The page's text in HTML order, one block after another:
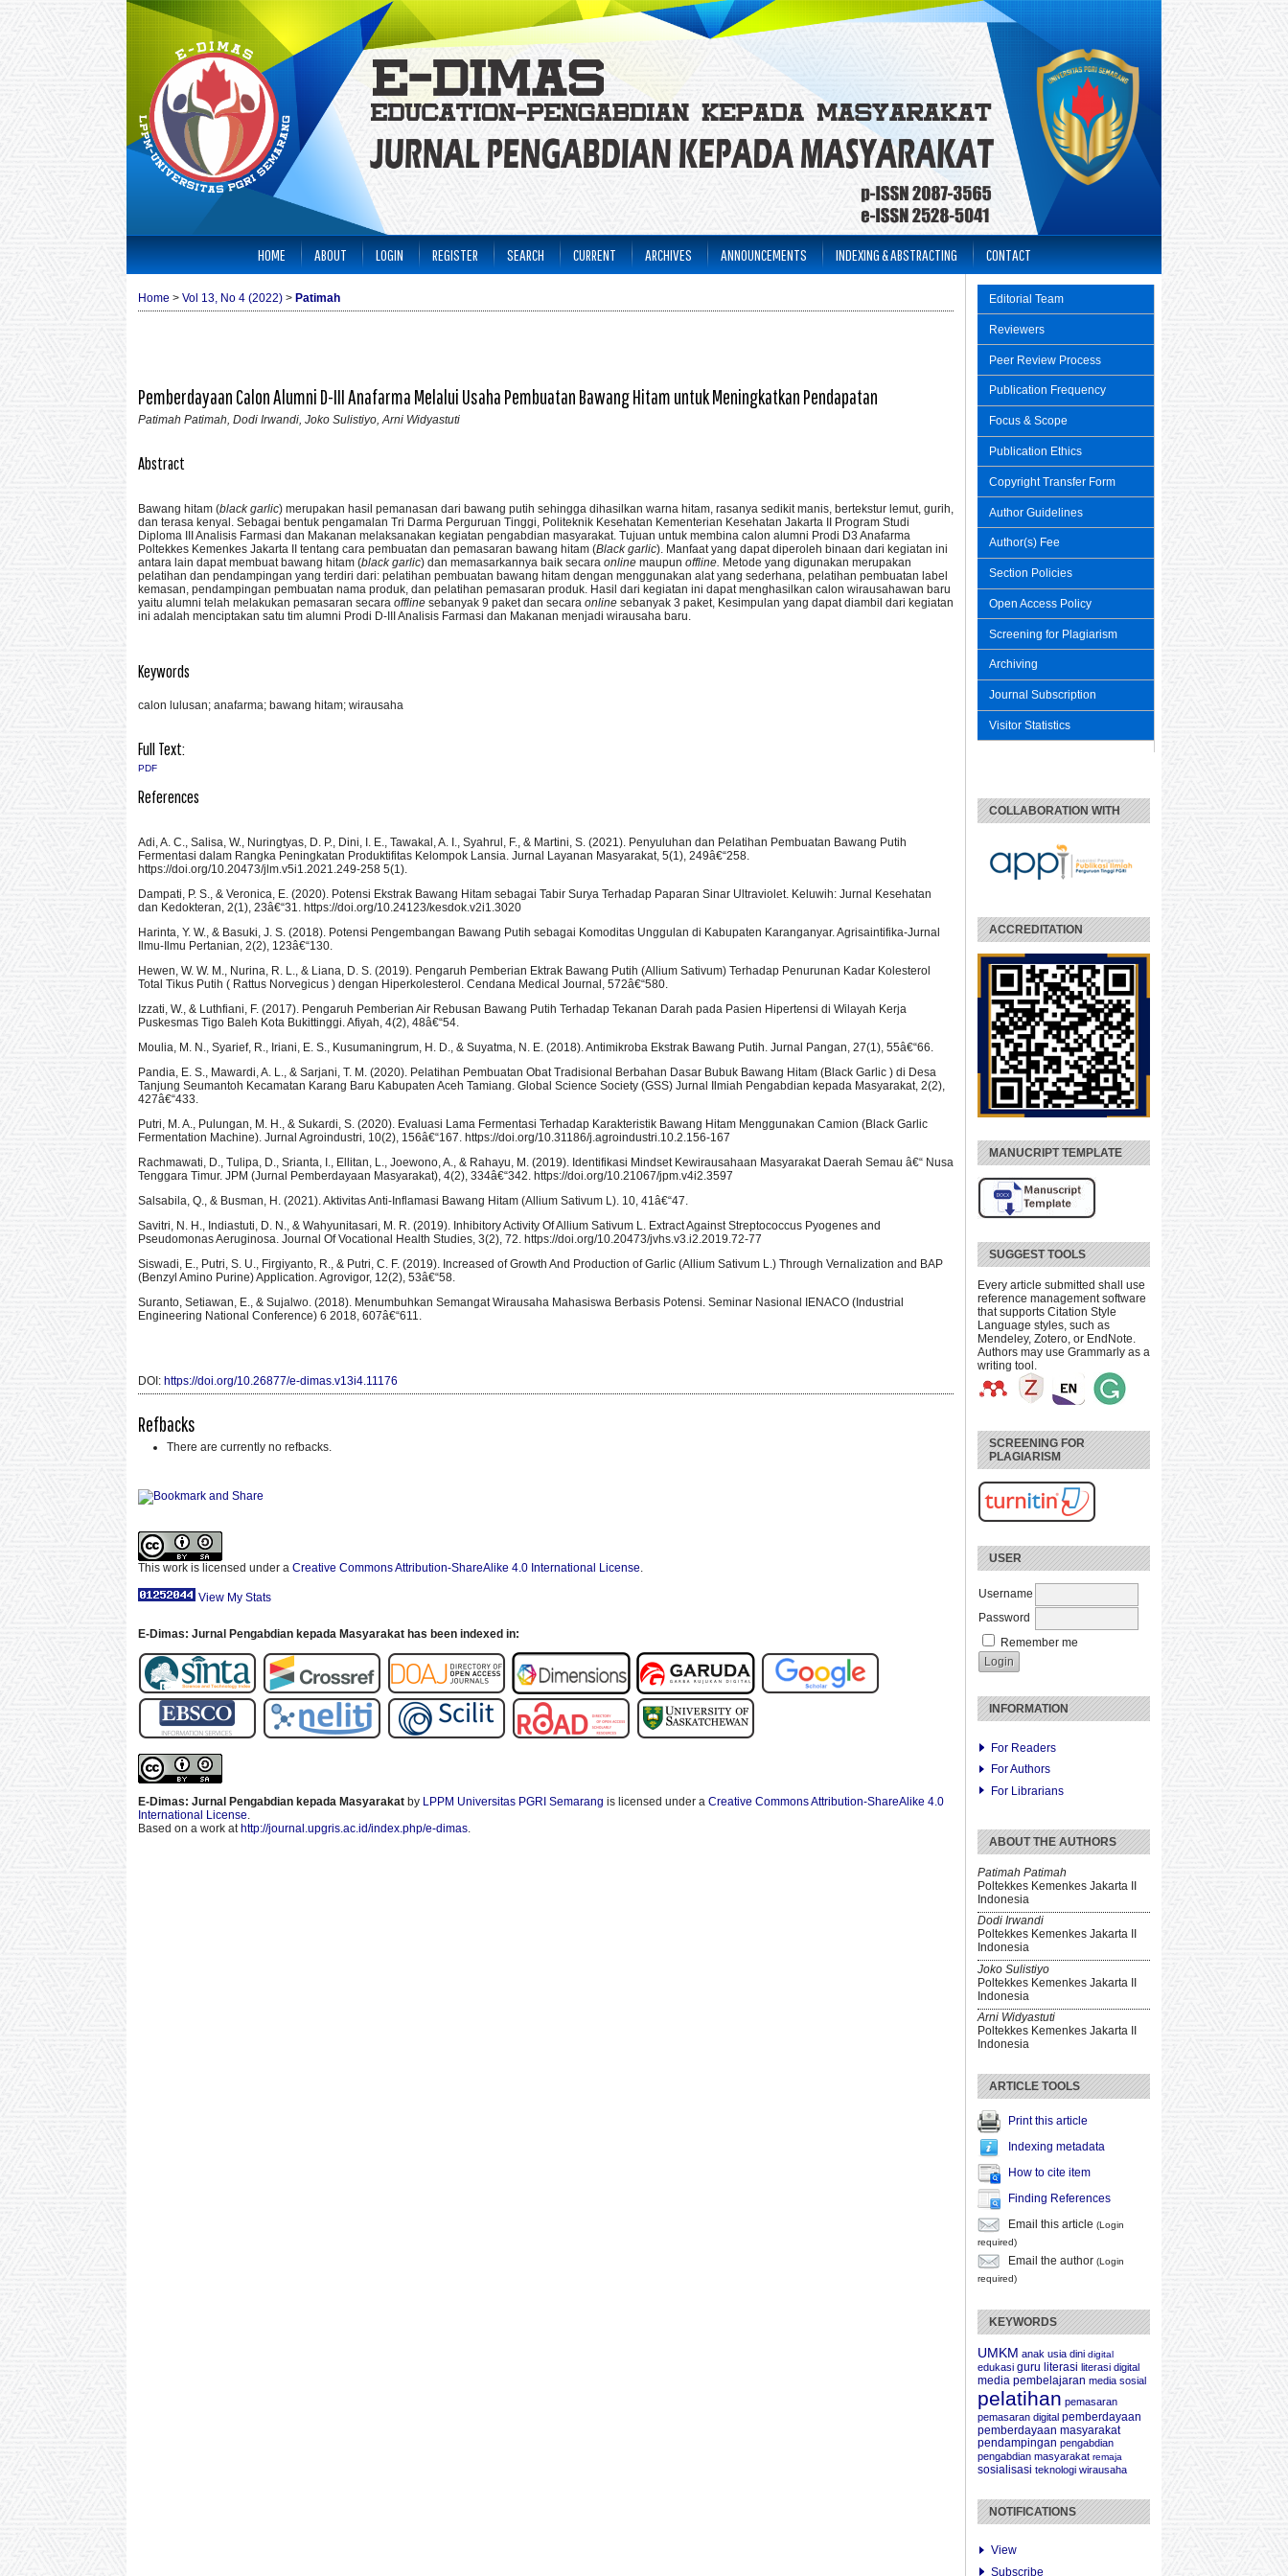
Editorial Team
Reviewers
Peer Review Process
Publication Frequency
Focus & Scope
Publication Ethics
Copyright Transfer Form
Author Guidelines
Author(s) Fee
Section Policies
Open Access Policy
Screening for Plagiarism
Archiving
Journal Subscription
Visitor Statistics
COLLABORATION WITH
ACCREDITATION
MANUCRIPT TEMPLATE
SUGGEST TOOLS
Every article submitted shall use
reference management software
that supports Citation Style
Language styles, such as
Mendeley, Zotero, or EndNote.
Authors may use Grammarly as a
writing tool.
SCREENING FOR
PLAGIARISM
USER
Username
Password
Remember me
INFORMATION
For Readers
For Authors
For Librarians
ABOUT THE AUTHORS
Patimah Patimah
Poltekkes Kemenkes Jakarta II
Indonesia
Dodi Irwandi
Poltekkes Kemenkes Jakarta II
Indonesia
Joko Sulistiyo
Poltekkes Kemenkes Jakarta II
Indonesia
Arni Widyastuti
Poltekkes Kemenkes Jakarta II
Indonesia
ARTICLE TOOLS
Print this article
Indexing metadata
How to cite item
Finding References
Email this article (Login
required)
Email the author (Login
required)
KEYWORDS
UMKM anak usia dini digital
edukasi guru literasi literasi digital
media pembelajaran media sosial
pelatihan pemasaran
pemasaran digital pemberdayaan
pemberdayaan masyarakat
pendampingan pengabdian
pengabdian masyarakat remaja
sosialisasi teknologi wirausaha
NOTIFICATIONS
View
Subscribe
HOME ABOUT LOGIN REGISTER SEARCH CURRENT ARCHIVES ANNOUNCEMENTS INDEXING & ABSTRACTING CONTACT
Home > Vol 13, No 4 (2022) > Patimah
Pemberdayaan Calon Alumni D-III Anafarma Melalui Usaha Pembuatan Bawang Hitam untuk Meningkatkan Pendapatan
Patimah Patimah, Dodi Irwandi, Joko Sulistiyo, Arni Widyastuti
Abstract
Bawang hitam (black garlic) merupakan hasil pemanasan dari bawang putih sehingga dihasilkan warna hitam, rasanya sedikit manis, bertekstur lemut, gurih,
dan terasa kenyal. Sebagai bentuk pengamalan Tri Darma Perguruan Tinggi, Politeknik Kesehatan Kementerian Kesehatan Jakarta II Program Studi
Diploma III Analisis Farmasi dan Makanan melaksanakan kegiatan pengabdian masyarakat. Tujuan untuk membina calon alumni Prodi D3 Anafarma
Poltekkes Kemenkes Jakarta II tentang cara pembuatan dan pemasaran bawang hitam (Blackgarlic). Manfaat yang dapat diperoleh binaan dari kegiatan ini
antara lain dapat membuat bawang hitam (black garlic) dan memasarkannya baik secara online maupun offline. Metode yang digunakan merupakan
pelatihan dan pendampingan yang terdiri dari: pelatihan pembuatan bawang hitam dengan menggunakan alat yang sederhana, pelatihan pembuatan label
kemasan, pendampingan pembuatan nama produk, dan pelatihan pemasaran produk. Hasil dari kegiatan ini dapat menghasilkan calon wirausahawan baru
yaitu alumni telah melakukan pemasaran secara offline sebanyak 9 paket dan secara online sebanyak 3 paket, Kesimpulan yang dapat diambil dari kegiatan
ini adalah menciptakan satu tim alumni Prodi D-III Analisis Farmasi dan Makanan menjadi wirausaha baru.
Keywords
calon lulusan; anafarma; bawang hitam; wirausaha
Full Text:
PDF
References
Adi, A. C., Salisa, W., Nuringtyas, D. P., Dini, I. E., Tawakal, A. I., Syahrul, F., & Martini, S. (2021). Penyuluhan dan Pelatihan Pembuatan Bawang Putih
Fermentasi dalam Rangka Peningkatan Produktifitas Kelompok Lansia. Jurnal Layanan Masyarakat, 5(1), 249â€“258.
https://doi.org/10.20473/jlm.v5i1.2021.249-258 5(1).
Dampati, P. S., & Veronica, E. (2020). Potensi Ekstrak Bawang Hitam sebagai Tabir Surya Terhadap Paparan Sinar Ultraviolet. Keluwih: Jurnal Kesehatan
dan Kedokteran, 2(1), 23â€“31. https://doi.org/10.24123/kesdok.v2i1.3020
Harinta, Y. W., & Basuki, J. S. (2018). Potensi Pengembangan Bawang Putih sebagai Komoditas Unggulan di Kabupaten Karanganyar. Agrisaintifika-Jurnal
Ilmu-Ilmu Pertanian, 2(2), 123â€“130.
Hewen, W. W. M., Nurina, R. L., & Liana, D. S. (2019). Pengaruh Pemberian Ektrak Bawang Putih (Allium Sativum) Terhadap Penurunan Kadar Kolesterol
Total Tikus Putih ( Rattus Norvegicus ) dengan Hiperkolesterol. Cendana Medical Journal, 572â€“580.
Izzati, W., & Luthfiani, F. (2017). Pengaruh Pemberian Air Rebusan Bawang Putih Terhadap Tekanan Darah pada Pasien Hipertensi di Wilayah Kerja
Puskesmas Tigo Baleh Kota Bukittinggi. Afiyah, 4(2), 48â€“54.
Moulia, M. N., Syarief, R., Iriani, E. S., Kusumaningrum, H. D., & Suyatma, N. E. (2018). Antimikroba Ekstrak Bawang Putih. Jurnal Pangan, 27(1), 55â€“66.
Pandia, E. S., Mawardi, A. L., & Sarjani, T. M. (2020). Pelatihan Pembuatan Obat Tradisional Berbahan Dasar Bubuk Bawang Hitam (Black Garlic ) di Desa
Tanjung Seumantoh Kecamatan Karang Baru Kabupaten Aceh Tamiang. Global Science Society (GSS) Jurnal Ilmiah Pengabdian kepada Masyarakat, 2(2),
427â€“433.
Putri, M. A., Pulungan, M. H., & Sukardi, S. (2020). Evaluasi Lama Fermentasi Terhadap Karakteristik Bawang Hitam Menggunakan Camion (Black Garlic
Fermentation Machine). Jurnal Agroindustri, 10(2), 156â€“167. https://doi.org/10.31186/j.agroindustri.10.2.156-167
Rachmawati, D., Tulipa, D., Srianta, I., Ellitan, L., Joewono, A., & Rahayu, M. (2019). Identifikasi Mindset Kewirausahaan Masyarakat Daerah Semau â€“ Nusa
Tenggara Timur. JPM (Jurnal Pemberdayaan Masyarakat), 4(2), 334â€“342. https://doi.org/10.21067/jpm.v4i2.3597
Salsabila, Q., & Busman, H. (2021). Aktivitas Anti-Inflamasi Bawang Hitam (Allium Sativum L). 10, 41â€“47.
Savitri, N. H., Indiastuti, D. N., & Wahyunitasari, M. R. (2019). Inhibitory Activity Of Allium Sativum L. Extract Against Streptococcus Pyogenes and
Pseudomonas Aeruginosa. Journal Of Vocational Health Studies, 3(2), 72. https://doi.org/10.20473/jvhs.v3.i2.2019.72-77
Siswadi, E., Putri, S. U., Firgiyanto, R., & Putri, C. F. (2019). Increased of Growth And Production of Garlic (Allium Sativum L.) Through Vernalization and BAP
(Benzyl Amino Purine) Application. Agrovigor, 12(2), 53â€“58.
Suranto, Setiawan, E., & Sujalwo. (2018). Menumbuhkan Semangat Wirausaha Mahasiswa Berbasis Potensi. Seminar Nasional IENACO (Industrial
Engineering National Conference) 6 2018, 607â€“611.
DOI: https://doi.org/10.26877/e-dimas.v13i4.11176
Refbacks
There are currently no refbacks.
This work is licensed under a Creative Commons Attribution-ShareAlike 4.0 International License.
View My Stats
E-Dimas: Jurnal Pengabdian kepada Masyarakat has been indexed in:
E-Dimas: Jurnal Pengabdian kepada Masyarakat by LPPM Universitas PGRI Semarang is licensed under a Creative Commons Attribution-ShareAlike 4.0
International License.
Based on a work at http://journal.upgris.ac.id/index.php/e-dimas.